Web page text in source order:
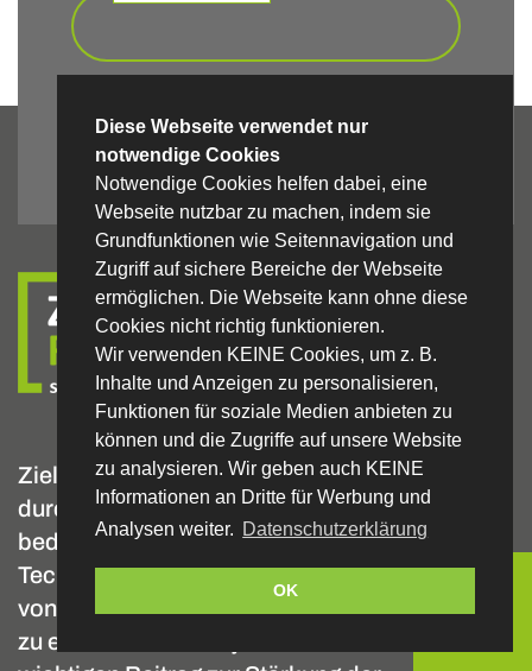
Diese Webseite verwendet nur
notwendige Cookies
Notwendige Cookies helfen dabei, eine
Webseite nutzbar zu machen, indem sie
Grundfunktionen wie Seitennavigation und
Zugriff auf sichere Bereiche der Webseite
ermöglichen. Die Webseite kann ohne diese
Cookies nicht richtig funktionieren.
Wir verwenden KEINE Cookies, um z. B.
Inhalte und Anzeigen zu personalisieren,
Funktionen für soziale Medien anbieten zu
können und die Zugriffe auf unsere Website
zu analysieren. Wir geben auch KEINE
Informationen an Dritte für Werbung und
Analysen weiter. Datenschutzerklärung
OK
Zum Newsletter anmelden
Ziel von Zukunft.Raum.Schwarzwald ist es,
durch Förderung eines strukturierten,
bedarfsbezogenen Wissens- und
Technologietransfers die Innovationsleistung
von kleinen und mittleren Unternehmen (KMU)
zu erhöhen. Das Projekt leistet somit einen